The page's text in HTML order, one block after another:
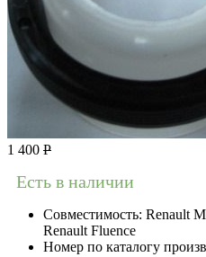
1 400 Р
Есть в наличии
Совместимость: Renault
Renault Fluence
Номер по каталогу